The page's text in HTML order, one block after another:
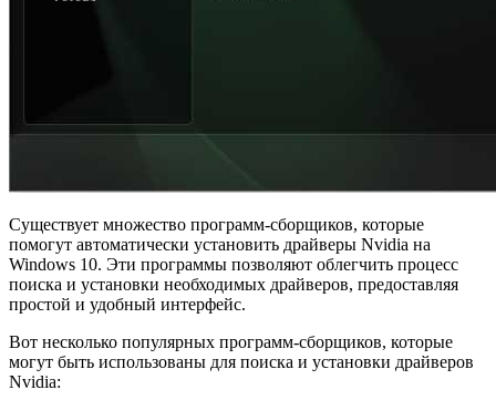
Существует множество программ-сборщиков, которые
помогут автоматически установить драйверы Nvidia на
Windows 10. Эти программы позволяют облегчить процесс
поиска и установки необходимых драйверов, предоставляя
простой и удобный интерфейс.
Вот несколько популярных программ-сборщиков, которые
могут быть использованы для поиска и установки драйверов
Nvidia: